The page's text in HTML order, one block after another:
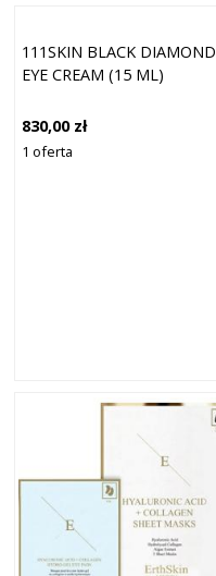
111SKIN BLACK DIAMOND
EYE CREAM (15 ML)
830,00 zł
1 oferta